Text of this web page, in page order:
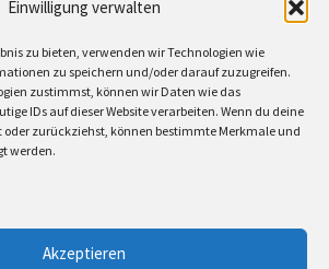
Einwilligung verwalten
zu bieten, verwenden wir Technologien wie
zu speichern und/oder darauf zuzugreifen.
zustimmst, können wir Daten wie das
IDs auf dieser Website verarbeiten. Wenn du deine
zurückziehst, können bestimmte Merkmale und
werden.
Akzeptieren